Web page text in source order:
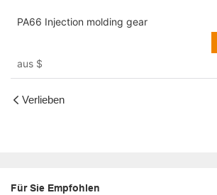
PA66 Injection molding gear
aus $
Verlieben
Für Sie Empfohlen